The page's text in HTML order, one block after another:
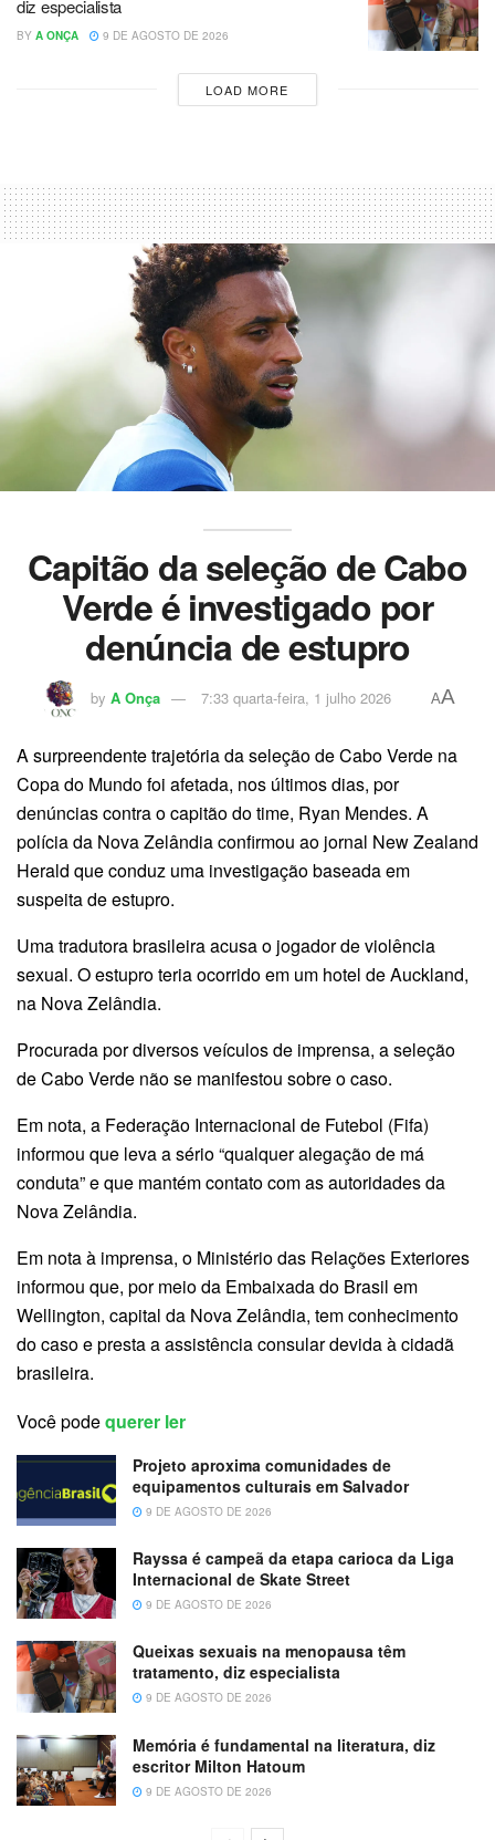
diz especialista
BY A ONÇA 9 DE AGOSTO DE 2026
LOAD MORE
Capitão da seleção de Cabo
Verde é investigado por
denúncia de estupro
by A Onça 7:33 quarta-feira, 1 julho 2026 AA
A surpreendente trajetória da seleção de Cabo Verde na
Copa do Mundo foi afetada, nos últimos dias, por
denúncias contra o capitão do time, Ryan Mendes. A
polícia da Nova Zelândia confirmou ao jornal New Zealand
Herald que conduz uma investigação baseada em
suspeita de estupro.
Uma tradutora brasileira acusa o jogador de violência
sexual. O estupro teria ocorrido em um hotel de Auckland,
na Nova Zelândia.
Procurada por diversos veículos de imprensa, a seleção
de Cabo Verde não se manifestou sobre o caso.
Em nota, a Federação Internacional de Futebol (Fifa)
informou que leva a sério “qualquer alegação de má
conduta” e que mantém contato com as autoridades da
Nova Zelândia.
Em nota à imprensa, o Ministério das Relações Exteriores
informou que, por meio da Embaixada do Brasil em
Wellington, capital da Nova Zelândia, tem conhecimento
do caso e presta a assistência consular devida à cidadã
brasileira.
Você podequerer ler
Projeto aproxima comunidades de
equipamentos culturais em Salvador
9 DE AGOSTO DE 2026
Rayssa é campeã da etapa carioca da Liga
Internacional de Skate Street
9 DE AGOSTO DE 2026
Queixas sexuais na menopausa têm
tratamento, diz especialista
9 DE AGOSTO DE 2026
Memória é fundamental na literatura, diz
escritor Milton Hatoum
9 DE AGOSTO DE 2026